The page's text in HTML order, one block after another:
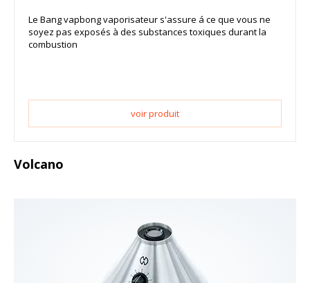
Le Bang vapbong vaporisateur s'assure á ce que vous ne
soyez pas exposés à des substances toxiques durant la
combustion
voir produit
Volcano